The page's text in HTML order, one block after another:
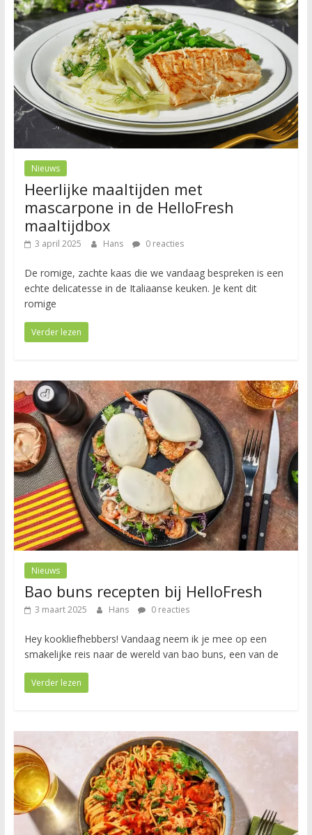
Nieuws
Heerlijke maaltijden met
mascarpone in de HelloFresh
maaltijdbox
3 april 2025 Hans 0 reacties
De romige, zachte kaas die we vandaag bespreken is een
echte delicatesse in de Italiaanse keuken. Je kent dit
romige
Verder lezen
Nieuws
Bao buns recepten bij HelloFresh
3 maart 2025 Hans 0 reacties
Hey kookliefhebbers! Vandaag neem ik je mee op een
smakelijke reis naar de wereld van bao buns, een van de
Verder lezen